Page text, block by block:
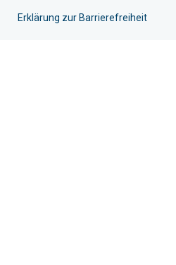
Erklärung zur Barrierefreiheit